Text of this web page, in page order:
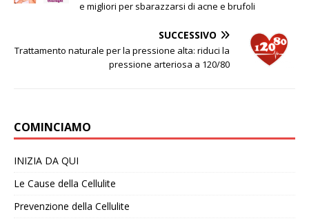
e migliori per sbarazzarsi di acne e brufoli
SUCCESSIVO
Trattamento naturale per la pressione alta: riduci la
pressione arteriosa a 120/80
COMINCIAMO
INIZIA DA QUI
Le Cause della Cellulite
Prevenzione della Cellulite